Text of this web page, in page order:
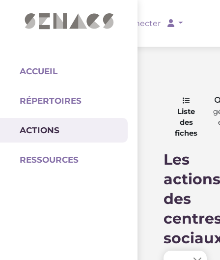
Se connecter
ACCUEIL
RÉPERTOIRES
ACTIONS
RESSOURCES
Liste
des
fiches
Les
actions
des